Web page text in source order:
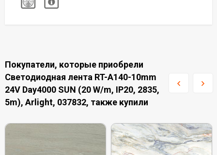
Покупатели, которые приобрели
Светодиодная лента RT-A140-10mm
24V Day4000 SUN (20 W/m, IP20, 2835,
5m), Arlight, 037832, также купили